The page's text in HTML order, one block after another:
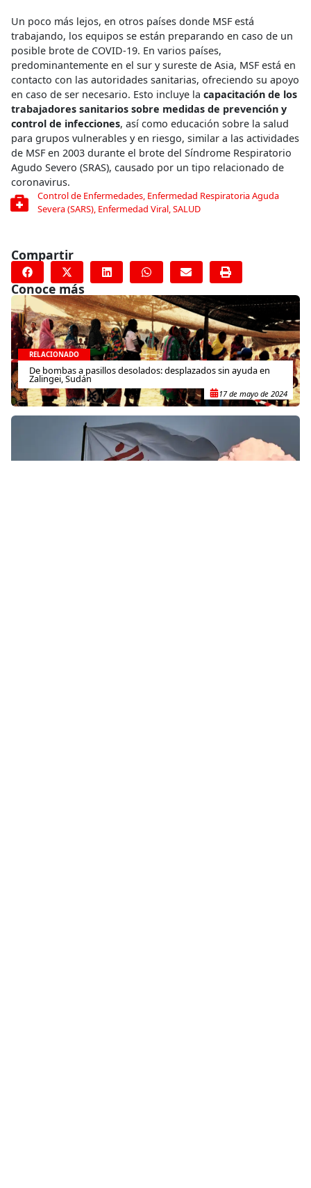
Un poco más lejos, en otros países donde MSF está
trabajando, los equipos se están preparando en caso de un
posible brote de COVID-19. En varios países,
predominantemente en el sur y sureste de Asia, MSF está en
contacto con las autoridades sanitarias, ofreciendo su apoyo
en caso de ser necesario. Esto incluye la capacitación de los
trabajadores sanitarios sobre medidas de prevención y
control de infecciones, así como educación sobre la salud
para grupos vulnerables y en riesgo, similar a las actividades
de MSF en 2003 durante el brote del Síndrome Respiratorio
Agudo Severo (SRAS), causado por un tipo relacionado de
coronavirus.
Control de Enfermedades, Enfermedad Respiratoria Aguda
Severa (SARS), Enfermedad Viral,SALUD
Compartir
Conoce más
RELACIONADO
De bombas a pasillos desolados: desplazados sin ayuda en
Zalingei, Sudán
17 de mayo de 2024